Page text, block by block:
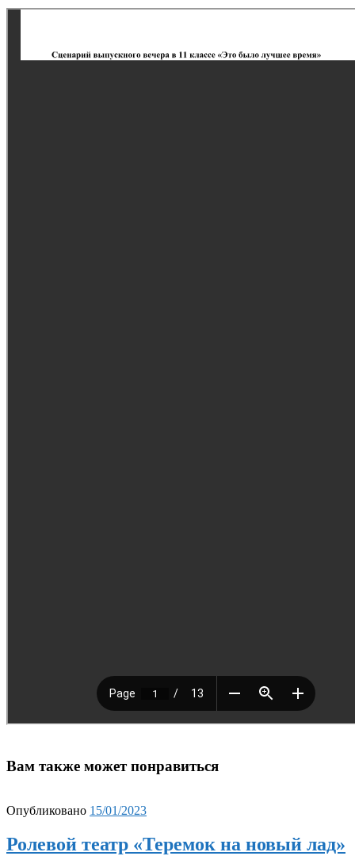
Вам также может понравиться
Опубликовано 15/01/2023
Ролевой театр «Теремок на новый лад»